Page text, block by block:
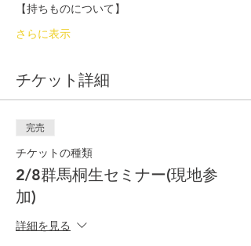
【持ちものについて】
さらに表示
チケット詳細
完売
チケットの種類
2/8群馬桐生セミナー(現地参
加)
詳細を見る